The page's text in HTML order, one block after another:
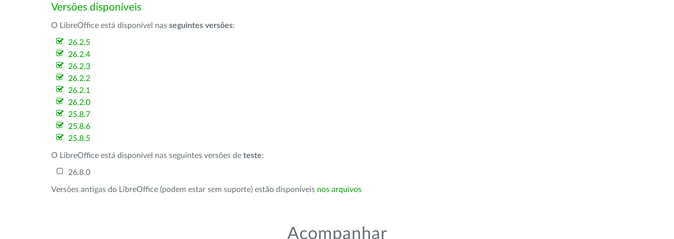
Versões disponíveis
O LibreOffice está disponível nas seguintes versões:
26.2.5
26.2.4
26.2.3
26.2.2
26.2.1
26.2.0
25.8.7
25.8.6
25.8.5
O LibreOffice está disponível nas seguintes versões de teste:
26.8.0
Versões antigas do LibreOffice (podem estar sem suporte) estão disponíveis nos arquivos
Acompanhar